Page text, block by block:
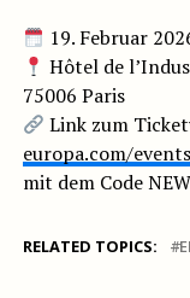
19. Februar
Hôtel de
75006 Paris
Link zum
europa.com/
mit dem Code
RELATED TOPICS: